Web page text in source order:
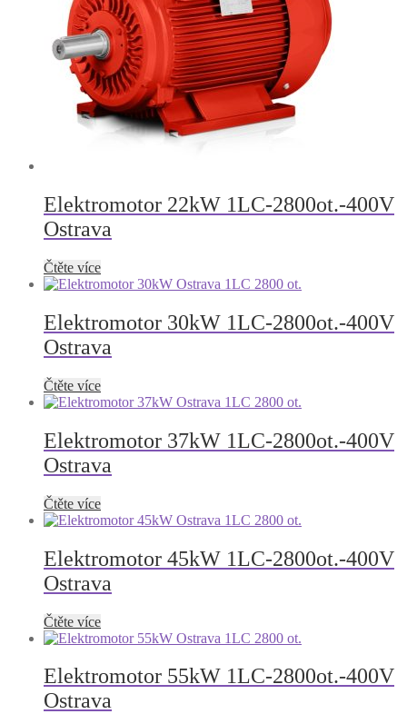
Elektromotor 22kW 1LC-2800ot.-400V
Ostrava
Čtěte více
Elektromotor 30kW 1LC-2800ot.-400V
Ostrava
Čtěte více
Elektromotor 37kW 1LC-2800ot.-400V
Ostrava
Čtěte více
Elektromotor 45kW 1LC-2800ot.-400V
Ostrava
Čtěte více
Elektromotor 55kW 1LC-2800ot.-400V
Ostrava